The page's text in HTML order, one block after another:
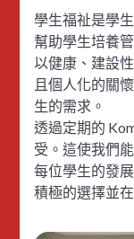
學生福祉是學
幫助學生培養
以健康、建設
且個人化的關
生的需求。
透過定期的
受。這使我們
每位學生的發
積極的選擇並